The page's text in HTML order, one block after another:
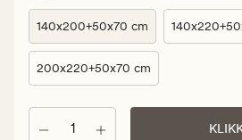
kr
140x200+50x70 cm
200x220+50x70 cm
Antall